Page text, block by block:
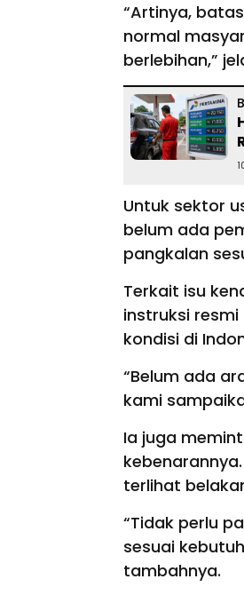
“Artinya,
normal
berlebihan,”
Untuk sektor
belum ada
pangkalan
Terkait isu
instruksi
kondisi di
“Belum ada
kami
Ia juga
terlihat
“Tidak perlu
sesuai
tambahnya.